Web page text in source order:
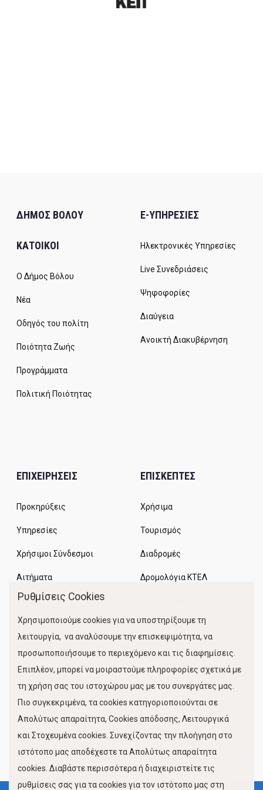
ΔΗΜΟΣ ΒΟΛΟΥ
ΚΑΤΟΙΚΟΙ
Ο Δήμος Βόλου
Νέα
Οδηγός του πολίτη
Ποιότητα Ζωής
Προγράμματα
Πολιτική Ποιότητας
E-ΥΠΗΡΕΣΙΕΣ
Ηλεκτρονικές Υπηρεσίες
Live Συνεδριάσεις
Ψηφοφορίες
Διαύγεια
Ανοικτή Διακυβέρνηση
ΕΠΙΧΕΙΡΗΣΕΙΣ
Προκηρύξεις
Υπηρεσίες
Χρήσιμοι Σύνδεσμοι
Αιτήματα
ΕΠΙΣΚΕΠΤΕΣ
Χρήσιμα
Τουρισμός
Διαδρομές
Δρομολόγια ΚΤΕΛ
Κίνηση Λιμένος
FOLLOW US
Ρυθμίσεις Cookies
Χρησιμοποιούμε cookies για να υποστηρίξουμε τη
λειτουργία, να αναλύσουμε την επισκεψιμότητα, να
προσωποποιήσουμε το περιεχόμενο και τις διαφημίσεις.
Επιπλέον, μπορεί να μοιραστούμε πληροφορίες σχετικά με
τη χρήση σας του ιστοχώρου μας με του συνεργάτες μας.
Πιο συγκεκριμένα, τα cookies κατηγοριοποιούνται σε
Απολύτως απαραίτητα, Cookies απόδοσης, Λειτουργικά
και Στοχευμένα cookies. Συνεχίζοντας την πλοήγηση στο
ιστότοπο μας αποδέχεστε τα Απολύτως απαραίτητα
cookies. Διαβάστε περισσότερα ή διαχειριστείτε τις
ρυθμίσεις σας για τα cookies για τον ιστότοπο μας στη